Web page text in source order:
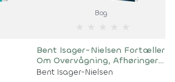
Bog
Bent Isager-Nielsen Fortæller
Om Overvågning, Afhøringer
Og Dna-Spor
Bent Isager-Nielsen